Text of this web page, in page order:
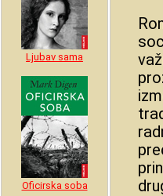
Ljubav sama
Oficirska soba